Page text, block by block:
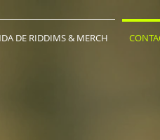
DE RIDDIMS & MERCH